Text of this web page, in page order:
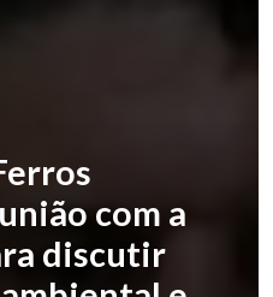
com a
discutir